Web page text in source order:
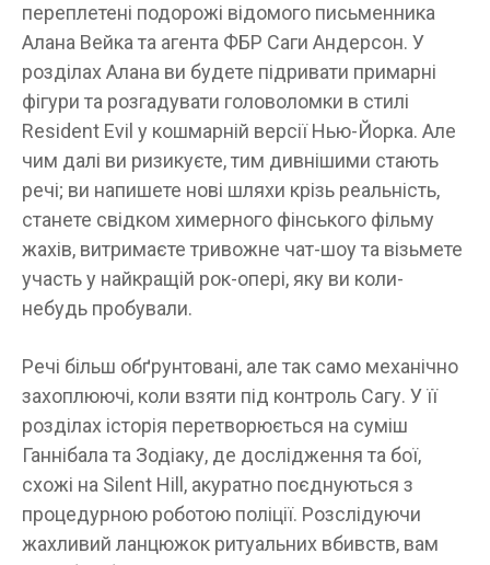
переплетені подорожі відомого письменника
Алана Вейка та агента ФБР Саги Андерсон. У
розділах Алана ви будете підривати примарні
фігури та розгадувати головоломки в стилі
Resident Evil у кошмарній версії Нью-Йорка. Але
чим далі ви ризикуєте, тим дивнішими стають
речі; ви напишете нові шляхи крізь реальність,
станете свідком химерного фінського фільму
жахів, витримаєте тривожне чат-шоу та візьмете
участь у найкращій рок-опері, яку ви коли-
небудь пробували.
Речі більш обґрунтовані, але так само механічно
захоплюючі, коли взяти під контроль Сагу. У її
розділах історія перетворюється на суміш
Ганнібала та Зодіаку, де дослідження та бої,
схожі на Silent Hill, акуратно поєднуються з
процедурною роботою поліції. Розслідуючи
жахливий ланцюжок ритуальних вбивств, вам